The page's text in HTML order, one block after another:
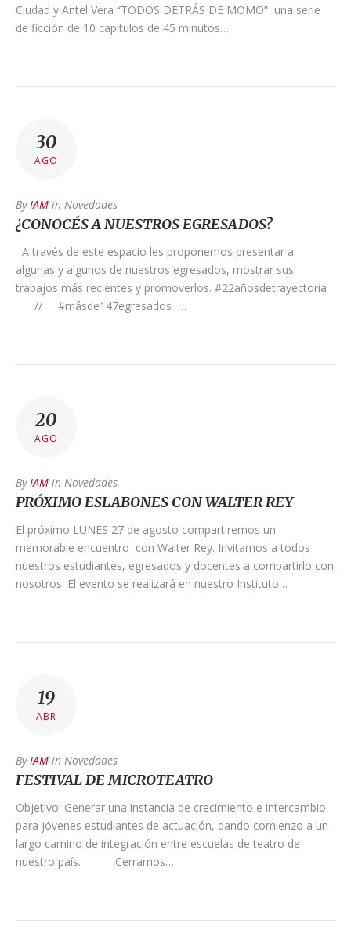
Ciudad y Antel Vera “TODOS DETRÁS DE MOMO” una serie
de ficción de 10 capítulos de 45 minutos…
30
AGO
ByIAM in Novedades
¿CONOCÉS A NUESTROS EGRESADOS?
A través de este espacio les proponemos presentar a
algunas y algunos de nuestros egresados, mostrar sus
trabajos más recientes y promoverlos. #22añosdetrayectoria
// #másde147egresados …
20
AGO
ByIAM in Novedades
PRÓXIMO ESLABONES CON WALTER REY
El próximo LUNES 27 de agosto compartiremos un
memorable encuentro con Walter Rey. Invitamos a todos
nuestros estudiantes, egresados y docentes a compartirlo con
nosotros. El evento se realizará en nuestro Instituto…
19
ABR
ByIAM in Novedades
FESTIVAL DE MICROTEATRO
Objetivo: Generar una instancia de crecimiento e intercambio
para jóvenes estudiantes de actuación, dando comienzo a un
largo camino de integración entre escuelas de teatro de
nuestro país. Cerramos…